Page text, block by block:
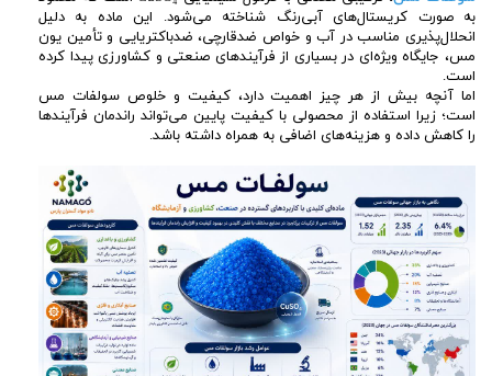
به صورت کریستال‌های آبی‌رنگ شناخته می‌شود. این ماده به دلیل
انحلال‌پذیری مناسب در آب و خواص ضدقارچی، ضدباکتریایی و تأمین یون
مس، جایگاه ویژه‌ای در بسیاری از فرآیندهای صنعتی و کشاورزی پیدا کرده
است.
اما آنچه بیش از هر چیز اهمیت دارد، کیفیت و خلوص سولفات مس
است؛ زیرا استفاده از محصولی با کیفیت پایین می‌تواند راندمان فرآیندها
را کاهش داده و هزینه‌های اضافی به همراه داشته باشد.